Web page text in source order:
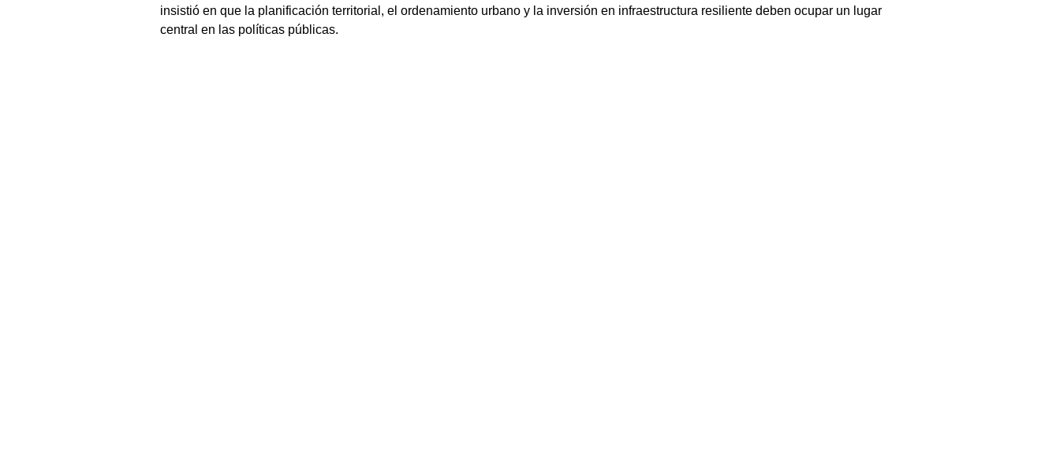
insistió en que la planificación territorial, el ordenamiento urbano y la inversión en infraestructura resiliente deben ocupar un lugar
central en las políticas públicas.